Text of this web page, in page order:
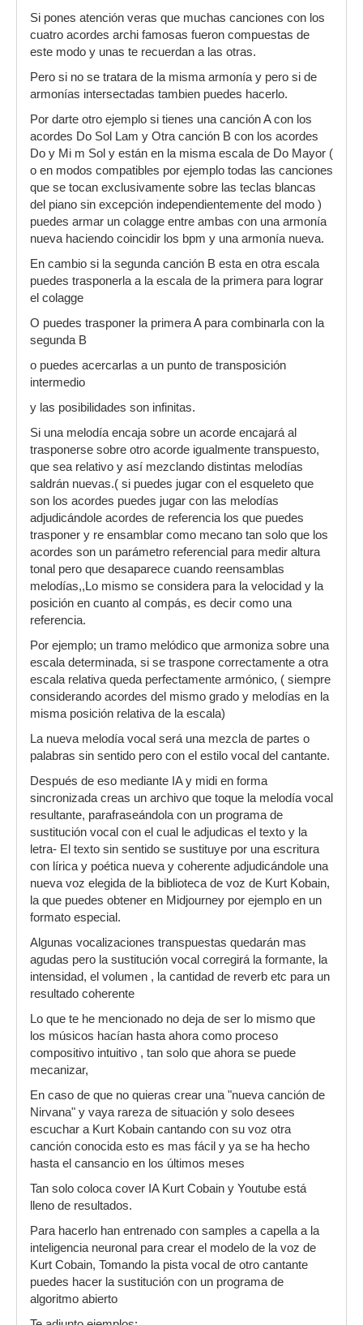
Si pones atención veras que muchas canciones con los
cuatro acordes archi famosas fueron compuestas de
este modo y unas te recuerdan a las otras.
Pero si no se tratara de la misma armonía y pero si de
armonías intersectadas tambien puedes hacerlo.
Por darte otro ejemplo si tienes una canción A con los
acordes Do Sol Lam y Otra canción B con los acordes
Do y Mi m Sol y están en la misma escala de Do Mayor (
o en modos compatibles por ejemplo todas las canciones
que se tocan exclusivamente sobre las teclas blancas
del piano sin excepción independientemente del modo )
puedes armar un colagge entre ambas con una armonía
nueva haciendo coincidir los bpm y una armonía nueva.
En cambio si la segunda canción B esta en otra escala
puedes trasponerla a la escala de la primera para lograr
el colagge
O puedes trasponer la primera A para combinarla con la
segunda B
o puedes acercarlas a un punto de transposición
intermedio
y las posibilidades son infinitas.
Si una melodía encaja sobre un acorde encajará al
trasponerse sobre otro acorde igualmente transpuesto,
que sea relativo y así mezclando distintas melodías
saldrán nuevas.( si puedes jugar con el esqueleto que
son los acordes puedes jugar con las melodías
adjudicándole acordes de referencia los que puedes
trasponer y re ensamblar como mecano tan solo que los
acordes son un parámetro referencial para medir altura
tonal pero que desaparece cuando reensamblas
melodías,,Lo mismo se considera para la velocidad y la
posición en cuanto al compás, es decir como una
referencia.
Por ejemplo; un tramo melódico que armoniza sobre una
escala determinada, si se traspone correctamente a otra
escala relativa queda perfectamente armónico, ( siempre
considerando acordes del mismo grado y melodías en la
misma posición relativa de la escala)
La nueva melodía vocal será una mezcla de partes o
palabras sin sentido pero con el estilo vocal del cantante.
Después de eso mediante IA y midi en forma
sincronizada creas un archivo que toque la melodía vocal
resultante, parafraseándola con un programa de
sustitución vocal con el cual le adjudicas el texto y la
letra- El texto sin sentido se sustituye por una escritura
con lírica y poética nueva y coherente adjudicándole una
nueva voz elegida de la biblioteca de voz de Kurt Kobain,
la que puedes obtener en Midjourney por ejemplo en un
formato especial.
Algunas vocalizaciones transpuestas quedarán mas
agudas pero la sustitución vocal corregirá la formante, la
intensidad, el volumen , la cantidad de reverb etc para un
resultado coherente
Lo que te he mencionado no deja de ser lo mismo que
los músicos hacían hasta ahora como proceso
compositivo intuitivo , tan solo que ahora se puede
mecanizar,
En caso de que no quieras crear una "nueva canción de
Nirvana" y vaya rareza de situación y solo desees
escuchar a Kurt Kobain cantando con su voz otra
canción conocida esto es mas fácil y ya se ha hecho
hasta el cansancio en los últimos meses
Tan solo coloca cover IA Kurt Cobain y Youtube está
lleno de resultados.
Para hacerlo han entrenado con samples a capella a la
inteligencia neuronal para crear el modelo de la voz de
Kurt Cobain, Tomando la pista vocal de otro cantante
puedes hacer la sustitución con un programa de
algoritmo abierto